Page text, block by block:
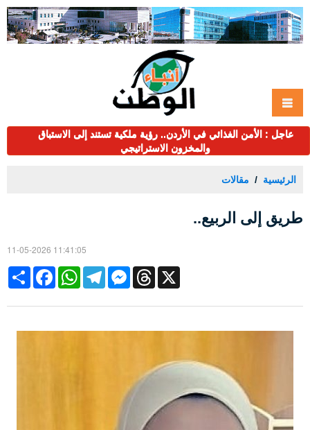
عاجل : الأمن الغذائي في الأردن.. رؤية ملكية تستند إلى الاستباق
والمخزون الاستراتيجي
الرئيسية مقالات
طريق إلى الربيع..
11-05-2026 11:41:05
Share
FacebookWhatsAppTelegramMessengerThreads X